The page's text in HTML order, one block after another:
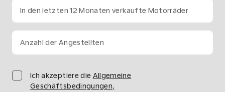
In den letzten 12 Monaten verkaufte Motorräder
Anzahl der Angestellten
Ich akzeptiere die Allgemeine
Geschäftsbedingungen,